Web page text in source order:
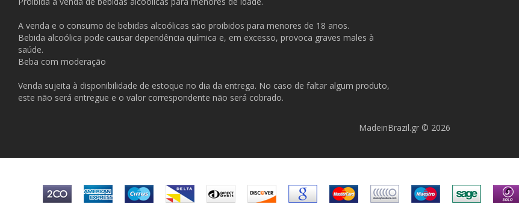
A venda e o consumo de bebidas alcoólicas são proibidos para menores de 18 anos.
Bebida alcoólica pode causar dependência química e, em excesso, provoca graves males à
saúde.
Beba com moderação
Venda sujeita à disponibilidade de estoque no dia da entrega. No caso de faltar algum produto,
este não será entregue e o valor correspondente não será cobrado.
MadeinBrazil.gr © 2026